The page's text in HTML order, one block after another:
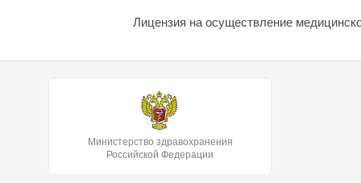
Лицензия на осуществление
Министерство здравохранения
Российской Федерации